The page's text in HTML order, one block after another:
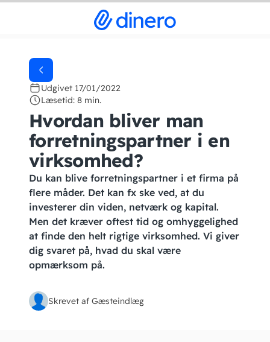
Udgivet 17/01/2022
Læsetid: 8 min.
Hvordan bliver man
forretningspartner i en
virksomhed?
Du kan blive forretningspartner i et firma på
flere måder. Det kan fx ske ved, at du
investerer din viden, netværk og kapital.
Men det kræver oftest tid og omhyggelighed
at finde den helt rigtige virksomhed. Vi giver
dig svaret på, hvad du skal være
opmærksom på.
Skrevet af Gæsteindlæg